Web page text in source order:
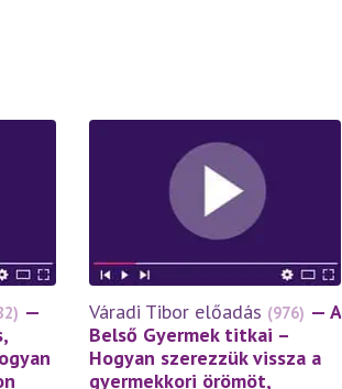
—
Váradi Tibor előadás (976) — A
Belső Gyermek titkai –
Hogyan szerezzük vissza a
gyermekkori örömöt,